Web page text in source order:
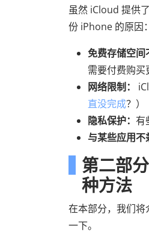
虽然 iCloud 提供
份 iPhone 的原因：
免费存储空间
需要付费购买
网络限制：
直没完成？）
隐私保护： 有
与某些应用不
第二部
种方法
在本部分，我们
一下。